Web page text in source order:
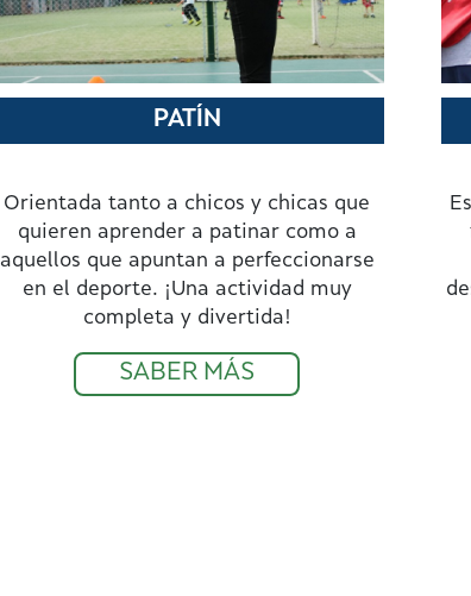
PATÍN
Orientada tanto a chicos y chicas que
quieren aprender a patinar como a
aquellos que apuntan a perfeccionarse
en el deporte. ¡Una actividad muy
completa y divertida!
SABER MÁS